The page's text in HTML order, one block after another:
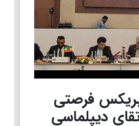
فرصتی
دیپلماسی